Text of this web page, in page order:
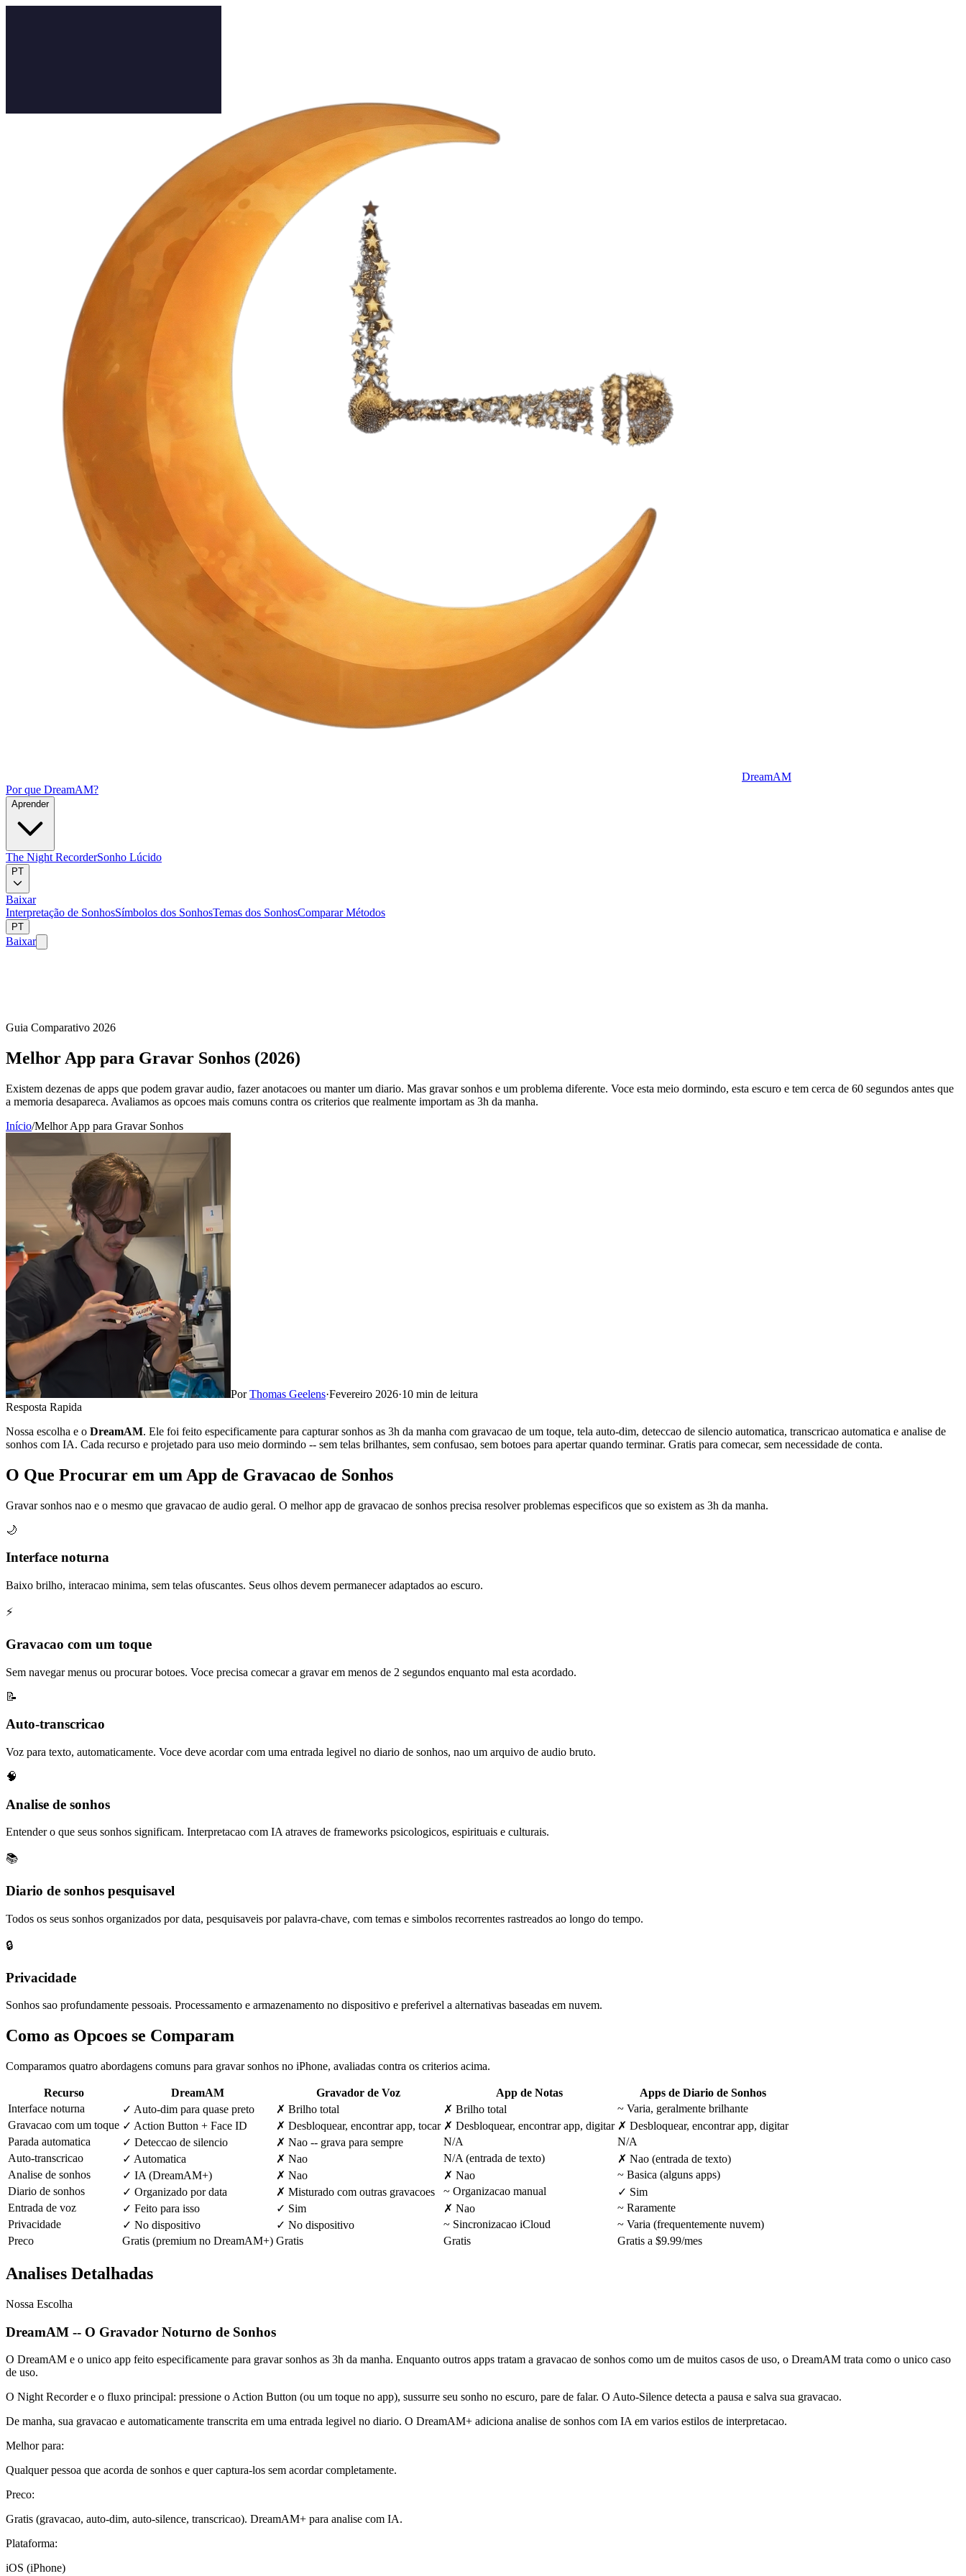
DreamAM
Por que DreamAM?
Aprender
The Night RecorderSonho Lúcido
PT
Baixar
Interpretação de SonhosSímbolos dos SonhosTemas dos SonhosComparar Métodos
PT
Baixar
Guia Comparativo 2026
Melhor App para Gravar Sonhos (2026)
Existem dezenas de apps que podem gravar audio, fazer anotacoes ou manter um diario. Mas gravar sonhos e um problema diferente. Voce esta meio dormindo, esta escuro e tem cerca de 60 segundos antes que
a memoria desapareca. Avaliamos as opcoes mais comuns contra os criterios que realmente importam as 3h da manha.
Início/Melhor App para Gravar Sonhos
Por Thomas Geelens·Fevereiro 2026·10 min de leitura
Resposta Rapida
Nossa escolha e o DreamAM. Ele foi feito especificamente para capturar sonhos as 3h da manha com gravacao de um toque, tela auto-dim, deteccao de silencio automatica, transcricao automatica e analise de
sonhos com IA. Cada recurso e projetado para uso meio dormindo -- sem telas brilhantes, sem confusao, sem botoes para apertar quando terminar. Gratis para comecar, sem necessidade de conta.
O Que Procurar em um App de Gravacao de Sonhos
Gravar sonhos nao e o mesmo que gravacao de audio geral. O melhor app de gravacao de sonhos precisa resolver problemas especificos que so existem as 3h da manha.
🌙
Interface noturna
Baixo brilho, interacao minima, sem telas ofuscantes. Seus olhos devem permanecer adaptados ao escuro.
⚡
Gravacao com um toque
Sem navegar menus ou procurar botoes. Voce precisa comecar a gravar em menos de 2 segundos enquanto mal esta acordado.
📝
Auto-transcricao
Voz para texto, automaticamente. Voce deve acordar com uma entrada legivel no diario de sonhos, nao um arquivo de audio bruto.
🧠
Analise de sonhos
Entender o que seus sonhos significam. Interpretacao com IA atraves de frameworks psicologicos, espirituais e culturais.
📚
Diario de sonhos pesquisavel
Todos os seus sonhos organizados por data, pesquisaveis por palavra-chave, com temas e simbolos recorrentes rastreados ao longo do tempo.
🔒
Privacidade
Sonhos sao profundamente pessoais. Processamento e armazenamento no dispositivo e preferivel a alternativas baseadas em nuvem.
Como as Opcoes se Comparam
Comparamos quatro abordagens comuns para gravar sonhos no iPhone, avaliadas contra os criterios acima.
Recurso DreamAM Gravador de Voz App de Notas
Apps de Diario de Sonhos
Interface noturna
✓ Auto-dim para quase preto ✗ Brilho total ✗ Brilho total ~ Varia, geralmente brilhante
Gravacao com um toque ✓ Action Button + Face ID ✗ Desbloquear, encontrar app, tocar ✗ Desbloquear, encontrar app, digitar ✗ Desbloquear, encontrar app, digitar
Parada automatica
✓ Deteccao de silencio ✗ Nao -- grava para sempre N/A
N/A
Auto-transcricao
✓ Automatica ✗ Nao N/A (entrada de texto) ✗ Nao (entrada de texto)
Analise de sonhos
✓ IA (DreamAM+) ✗ Nao ✗ Nao ~ Basica (alguns apps)
Diario de sonhos
✓ Organizado por data ✗ Misturado com outras gravacoes ~ Organizacao manual ✓ Sim
Entrada de voz
✓ Feito para isso ✓ Sim ✗ Nao ~ Raramente
Privacidade
✓ No dispositivo ✓ No dispositivo ~ Sincronizacao iCloud ~ Varia (frequentemente nuvem)
Preco
Gratis (premium no DreamAM+) Gratis Gratis Gratis a $9.99/mes
Analises Detalhadas
Nossa Escolha
DreamAM -- O Gravador Noturno de Sonhos
O DreamAM e o unico app feito especificamente para gravar sonhos as 3h da manha. Enquanto outros apps tratam a gravacao de sonhos como um de muitos casos de uso, o DreamAM trata como o unico caso
de uso.
O Night Recorder e o fluxo principal: pressione o Action Button (ou um toque no app), sussurre seu sonho no escuro, pare de falar. O Auto-Silence detecta a pausa e salva sua gravacao.
De manha, sua gravacao e automaticamente transcrita em uma entrada legivel no diario. O DreamAM+ adiciona analise de sonhos com IA em varios estilos de interpretacao.
Melhor para:
Qualquer pessoa que acorda de sonhos e quer captura-los sem acordar completamente.
Preco:
Gratis (gravacao, auto-dim, auto-silence, transcricao). DreamAM+ para analise com IA.
Plataforma:
iOS (iPhone)